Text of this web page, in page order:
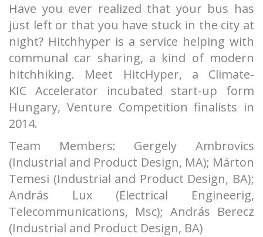
Have you ever realized that your bus has
just left or that you have stuck in the city at
night? Hitchhyper is a service helping with
communal car sharing, a kind of modern
hitchhiking. Meet HitcHyper, a Climate-
KIC Accelerator incubated start-up form
Hungary, Venture Competition finalists in
2014.
Team Members: Gergely Ambrovics
(Industrial and Product Design, MA); Márton
Temesi (Industrial and Product Design, BA);
András Lux (Electrical Engineerig,
Telecommunications, Msc); András Berecz
(Industrial and Product Design, BA)